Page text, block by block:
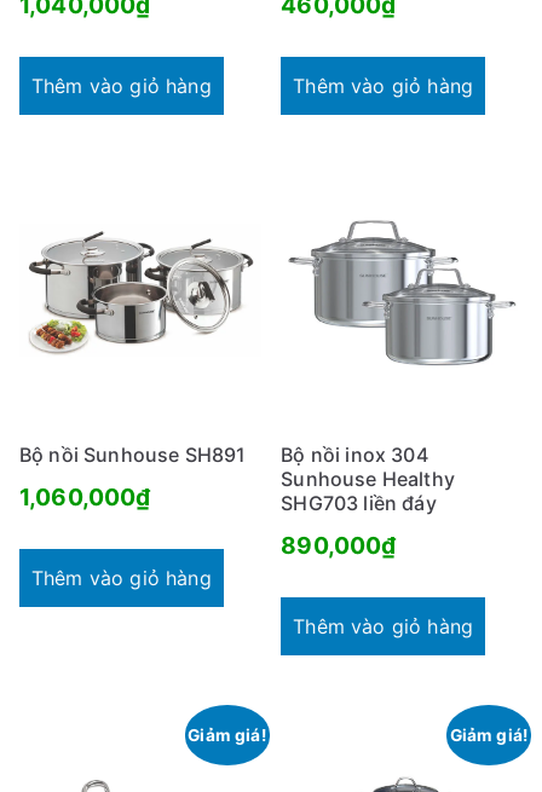
Thêm vào giỏ hàng Thêm vào giỏ hàng
Bộ nồi Sunhouse SH891
1,060,000₫
Thêm vào giỏ hàng
Bộ nồi inox 304
Sunhouse Healthy
SHG703 liền đáy
890,000₫
Thêm vào giỏ hàng
Giảm giá! Giảm giá!